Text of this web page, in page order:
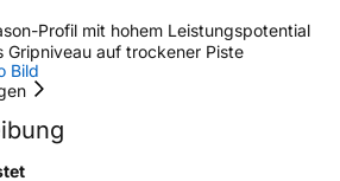
Profil mit hohem Leistungspotential
Gripniveau auf trockener Piste
Bild